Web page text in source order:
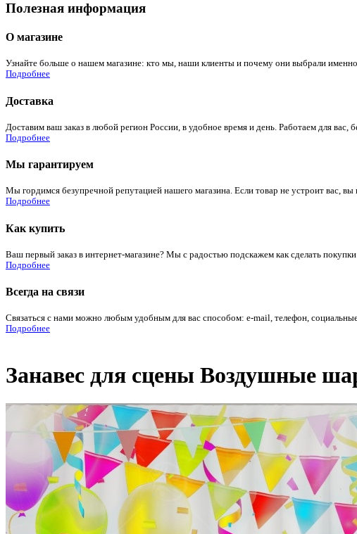
Полезная информация
О магазине
Узнайте больше о нашем магазине: кто мы, наши клиенты и почему они выбрали
Подробнее
Доставка
Доставим ваш заказ в любой регион России, в удобное время и день. Работаем для вас,
Подробнее
Мы гарантируем
Мы гордимся безупречной репутацией нашего магазина. Если товар не устроит вас, вы
Подробнее
Как купить
Ваш первый заказ в интернет-магазине? Мы с радостью подскажем как сделать
Подробнее
Всегда на связи
Связаться с нами можно любым удобным для вас способом: e-mail, телефон,
Подробнее
Занавес для сцены Воздушные